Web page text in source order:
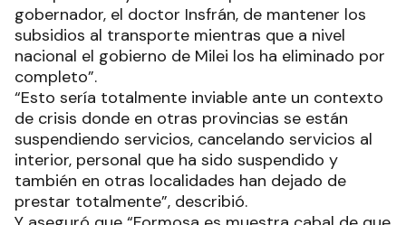
gobernador, el doctor Insfrán, de mantener los
subsidios al transporte mientras que a nivel
nacional el gobierno de Milei los ha eliminado por
completo”.
“Esto sería totalmente inviable ante un contexto
de crisis donde en otras provincias se están
suspendiendo servicios, cancelando servicios al
interior, personal que ha sido suspendido y
también en otras localidades han dejado de
prestar totalmente”, describió.